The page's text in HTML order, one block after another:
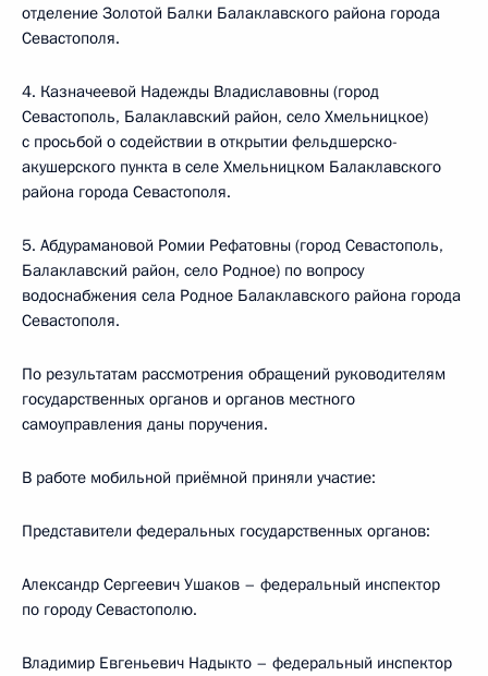
отделение Золотой Балки Балаклавского района города
Севастополя.
4. Казначеевой Надежды Владиславовны (город
Севастополь, Балаклавский район, село Хмельницкое)
с просьбой о содействии в открытии фельдшерско-
акушерского пункта в селе Хмельницком Балаклавского
района города Севастополя.
5. Абдурамановой Ромии Рефатовны (город Севастополь,
Балаклавский район, село Родное) по вопросу
водоснабжения села Родное Балаклавского района города
Севастополя.
По результатам рассмотрения обращений руководителям
государственных органов и органов местного
самоуправления даны поручения.
В работе мобильной приёмной приняли участие:
Представители федеральных государственных органов:
Александр Сергеевич Ушаков – федеральный инспектор
по городу Севастополю.
Владимир Евгеньевич Надыкто – федеральный инспектор